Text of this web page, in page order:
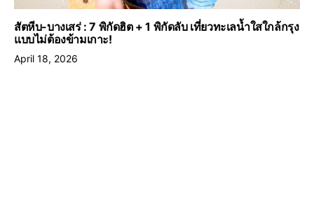
สัตหีบ-บางเสร่ : 7 พิกัดฮิต + 1 พิกัดลับ เที่ยวทะเลน้ำใสใกล้กรุง
แบบไม่ต้องข้ามเกาะ!
April 18, 2026